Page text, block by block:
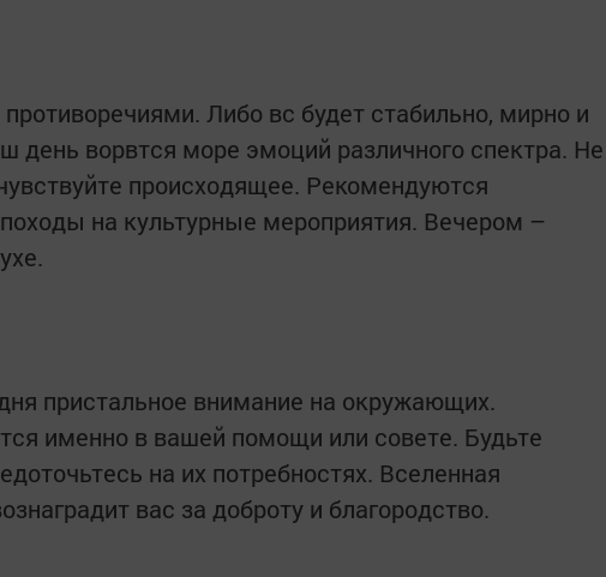
Либо вс будет стабильно, мирно и
день ворвтся море эмоций различного спектра. Не
происходящее. Рекомендуются
на культурные мероприятия. Вечером –
пристальное внимание на окружающих.
именно в вашей помощи или совете. Будьте
на их потребностях. Вселенная
вас за доброту и благородство.